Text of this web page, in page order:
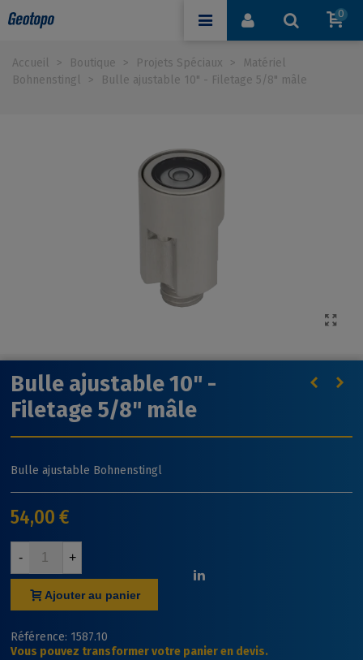
0
Accueil > Boutique > Projets Spéciaux >
Matériel
Bohnenstingl
> Bulle ajustable 10" - Filetage 5/8" mâle
Bulle ajustable 10" -
Filetage 5/8" mâle
Bulle ajustable Bohnenstingl
54,00 €
- +
Ajouter au panier
Référence: 1587.10
Vous pouvez transformer votre panier en devis.